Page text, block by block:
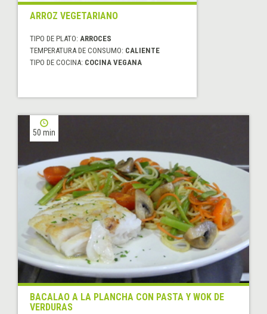
ARROZ VEGETARIANO
TIPO DE PLATO: ARROCES
TEMPERATURA DE CONSUMO: CALIENTE
TIPO DE COCINA: COCINA VEGANA
50 min
BACALAO A LA PLANCHA CON PASTA Y WOK DE
VERDURAS